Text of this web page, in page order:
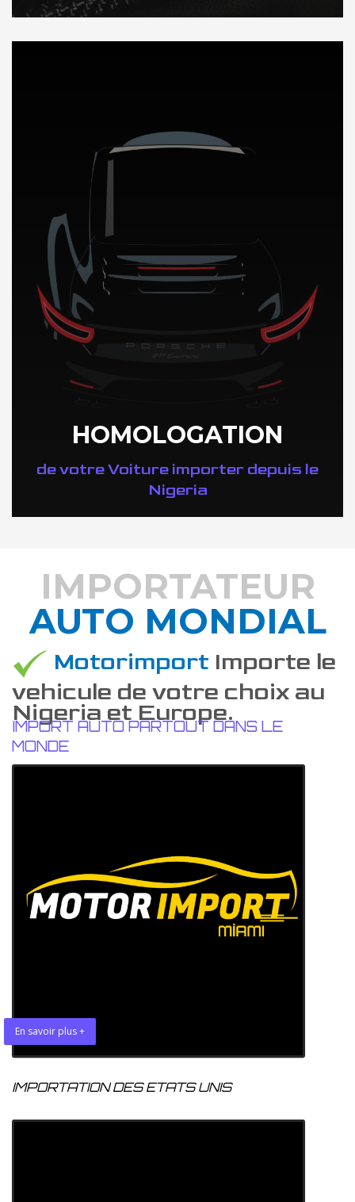
DÉCOUVREZ NOTRE IMPORTATION AUTO au Nigeria
HOMOLOGATION
de votre Voiture importer depuis le
Nigeria
DÉCOUVREZ COMMENT
IMPORTATEUR
AUTO MONDIAL
Motorimport Importe le
vehicule de votre choix au
Nigeria et Europe.
IMPORT AUTO PARTOUT DANS LE
MONDE
En savoir plus +
IMPORTATION DES ETATS UNIS